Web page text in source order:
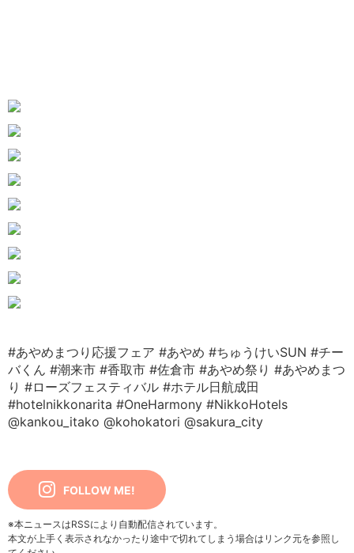
#あやめまつり応援フェア #あやめ #ちゅうけいSUN #チー
バくん #潮来市 #香取市 #佐倉市 #あやめ祭り #あやめまつ
り #ローズフェスティバル #ホテル日航成田
#hotelnikkonarita #OneHarmony #NikkoHotels
@kankou_itako @kohokatori @sakura_city
FOLLOW ME!
※本ニュースはRSSにより自動配信されています。
本文が上手く表示されなかったり途中で切れてしまう場合はリンク元を参照し